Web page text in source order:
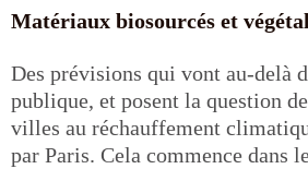
Matériaux biosourcés et
Des prévisions qui vont au-delà
publique, et posent la question
villes au réchauffement
par Paris. Cela commence dans